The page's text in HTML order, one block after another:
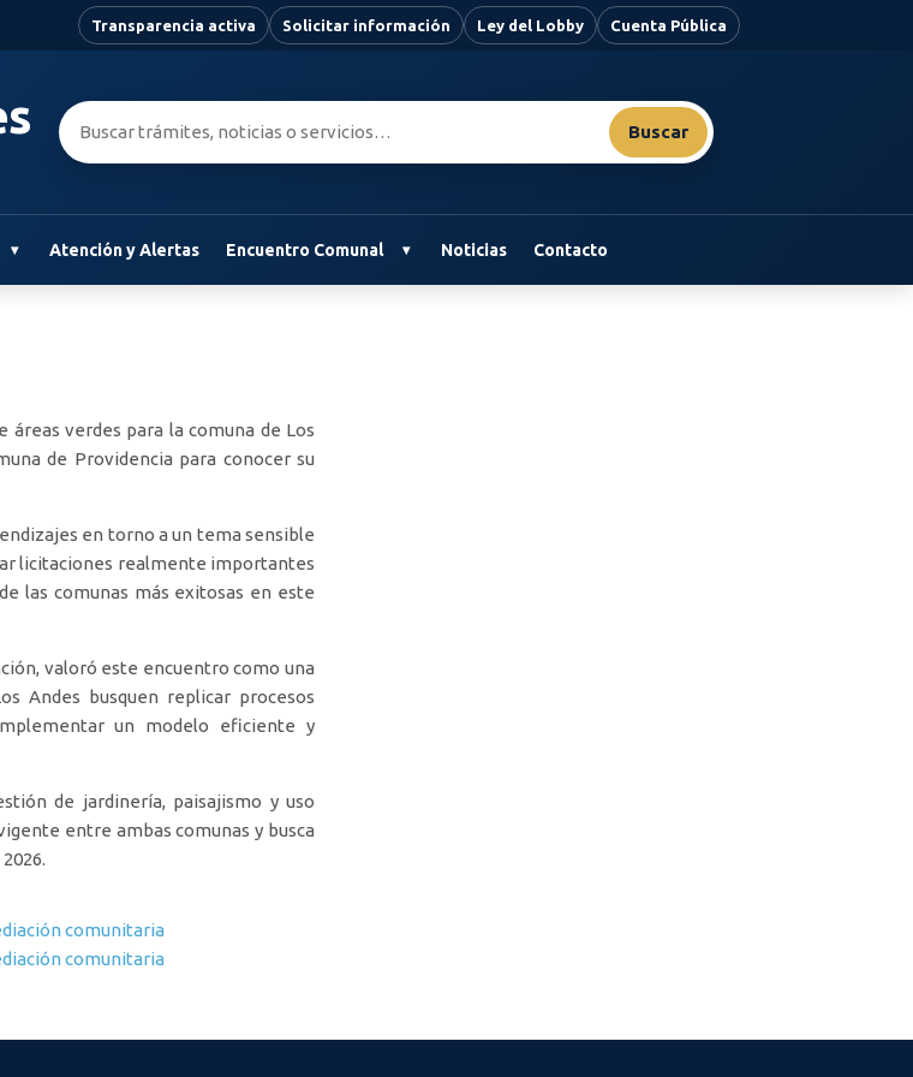
Transparencia activa Solicitar información Ley del Lobby Cuenta Pública
Buscar:
Buscar
Atención y Alertas Encuentro Comunal Noticias Contacto
verdes para la comuna de Los
de Providencia para conocer su
en torno a un tema sensible
licitaciones realmente importantes
las comunas más exitosas en este
valoró este encuentro como una
Andes busquen replicar procesos
un modelo eficiente y
de jardinería, paisajismo y uso
entre ambas comunas y busca
comunitaria
comunitaria